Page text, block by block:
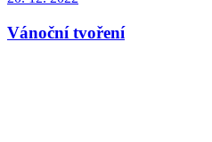
Vánoční tvoření